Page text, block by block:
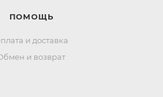
ПОМОЩЬ
и доставка
и возврат